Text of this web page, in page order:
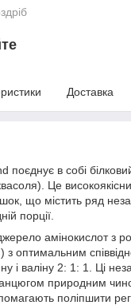
Доставка
в собі
Це
що містить ряд
порції.
амінокислот з
з оптимальним
і валіну 2: 1: 1. Ці
природним
поліпшити